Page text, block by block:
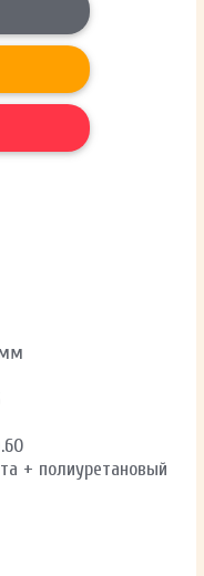
+ полиуретановый